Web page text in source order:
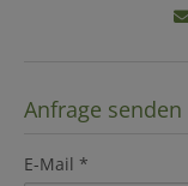
Anfrage senden
E-Mail